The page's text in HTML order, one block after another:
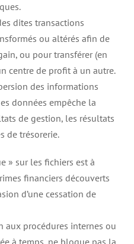
dites transactions
ou altérés afin de
ou pour transférer (en
centre de profit à un autre.
des informations
données empêche la
de gestion, les résultats
de trésorerie.
» sur les fichiers est à
financiers découverts
d’une cessation de
aux procédures internes ou